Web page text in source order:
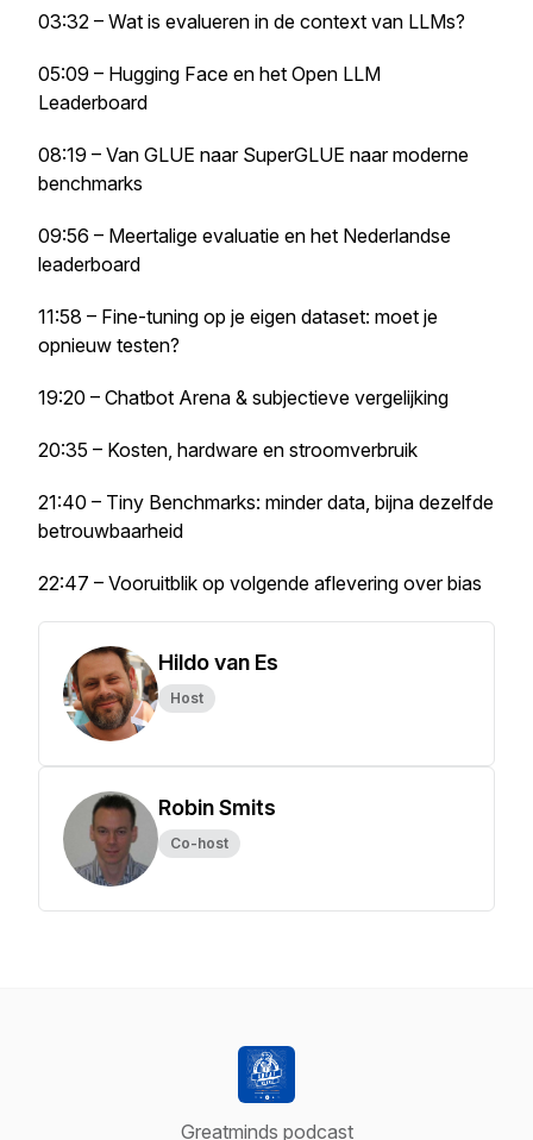
03:32 – Wat is evalueren in de context van LLMs?
05:09 – Hugging Face en het Open LLM
Leaderboard
08:19 – Van GLUE naar SuperGLUE naar moderne
benchmarks
09:56 – Meertalige evaluatie en het Nederlandse
leaderboard
11:58 – Fine-tuning op je eigen dataset: moet je
opnieuw testen?
19:20 – Chatbot Arena & subjectieve vergelijking
20:35 – Kosten, hardware en stroomverbruik
21:40 – Tiny Benchmarks: minder data, bijna dezelfde
betrouwbaarheid
22:47 – Vooruitblik op volgende aflevering over bias
Hildo van Es
Host
Robin Smits
Co-host
Greatminds podcast